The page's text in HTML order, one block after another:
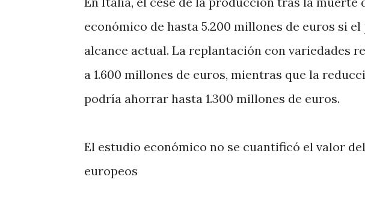
económico de hasta 5.200 millones de euros si
alcance actual. La replantación con variedades
a 1.600 millones de euros, mientras que la
podría ahorrar hasta 1.300 millones de euros.
El estudio económico no se cuantificó el valor
europeos